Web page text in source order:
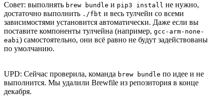
Совет: выполнять brew bundle и pip3 install не нужно,
достаточно выполнить ./fbt и весь тулчейн со всеми
зависимостями установится автоматически. Даже если вы
поставите компоненты тулчейна (например, gcc-arm-none-
eabi) самостоятельно, они всё равно не будут задействованы
по умолчанию.
UPD: Сейчас проверила, команда brew bundle по идее и не
выполнится. Мы удалили Brewfile из репозитория в конце
декабря.